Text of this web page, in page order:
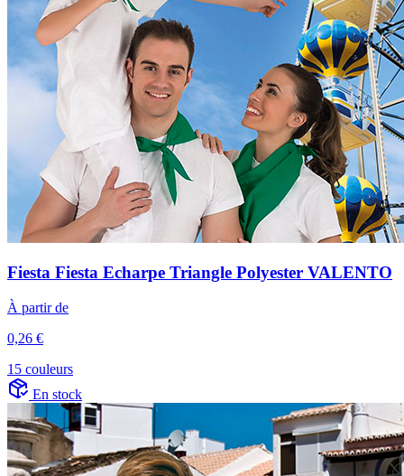
Fiesta Fiesta Echarpe Triangle Polyester VALENTO
À partir de
0,26 €
15 couleurs
En stock